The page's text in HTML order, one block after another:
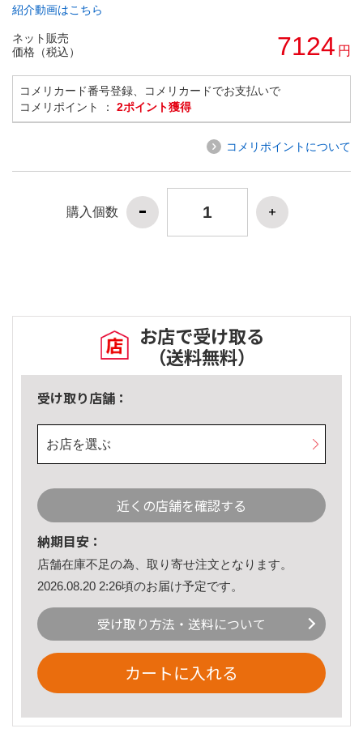
紹介動画はこちら
ネット販売
価格（税込）
7124 円
コメリカード番号登録、コメリカードでお支払いで
コメリポイント ： 2ポイント獲得
コメリポイントについて
購入個数
お店で受け取る
（送料無料）
受け取り店舗：
お店を選ぶ
近くの店舗を確認する
納期目安：
店舗在庫不足の為、取り寄せ注文となります。
2026.08.20 2:26頃のお届け予定です。
受け取り方法・送料について
カートに入れる